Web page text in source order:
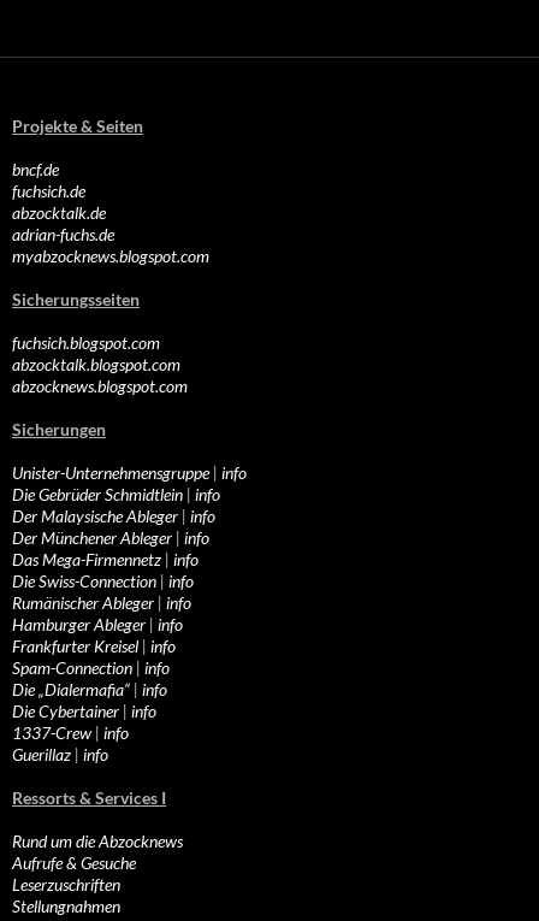
Projekte & Seiten
bncf.de
fuchsich.de
abzocktalk.de
adrian-fuchs.de
myabzocknews.blogspot.com
Sicherungsseiten
fuchsich.blogspot.com
abzocktalk.blogspot.com
abzocknews.blogspot.com
Sicherungen
Unister-Unternehmensgruppe| info
Die Gebrüder Schmidtlein | info
Der Malaysische Ableger | info
Der Münchener Ableger | info
Das Mega-Firmennetz | info
Die Swiss-Connection | info
Rumänischer Ableger | info
Hamburger Ableger | info
Frankfurter Kreisel | info
Spam-Connection | info
Die „Dialermafia“ | info
Die Cybertainer | info
1337-Crew | info
Guerillaz | info
Ressorts & Services I
Rund um die Abzocknews
Aufrufe & Gesuche
Leserzuschriften
Stellungnahmen